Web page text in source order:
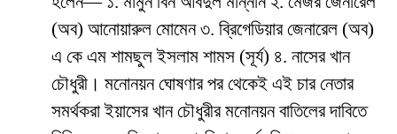
(অব) আনোয়ারুল মোমেন ৩. ব্রিগেডিয়ার জেনারেল (অব)
এ কে এম শামছুল ইসলাম শামস (সূর্য) ৪. নাসের খান
চৌধুরী। মনোনয়ন ঘোষণার পর থেকেই এই চার নেতার
সমর্থকরা ইয়াসের খান চৌধুরীর মনোনয়ন বাতিলের দাবিতে